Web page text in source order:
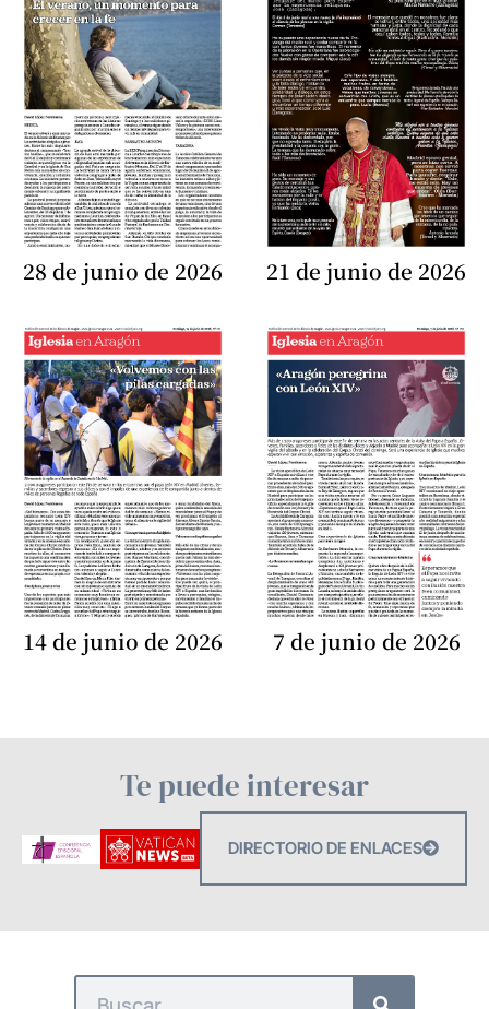
28 de junio de 2026 21 de junio de 2026
14 de junio de 2026 7 de junio de 2026
Te puede interesar
DIRECTORIO DE ENLACES